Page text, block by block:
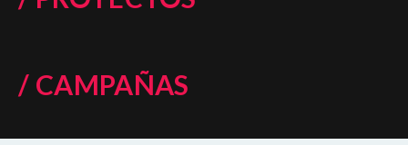
/ CAMPAÑAS